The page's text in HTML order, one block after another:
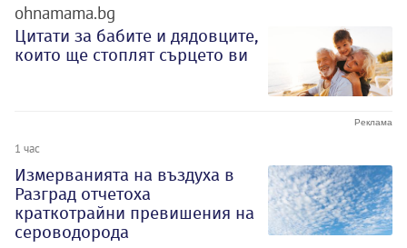
ohnamama.bg
Цитати за бабите и дядовците,
които ще стоплят сърцето ви
1 час
Измерванията на въздуха в
Разград отчетоха
краткотрайни превишения на
сероводорода